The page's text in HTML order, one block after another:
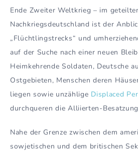
Ende Zweiter Weltkrieg – im
Nachkriegsdeutschland ist der
„Flüchtlingstrecks“ und
auf der Suche nach einer neuen
Heimkehrende Soldaten, Deutsche
Ostgebieten, Menschen deren
liegen sowie unzählige Displaced
durchqueren die Alliierten-
Nahe der Grenze zwischen dem
sowjetischen und dem britischen